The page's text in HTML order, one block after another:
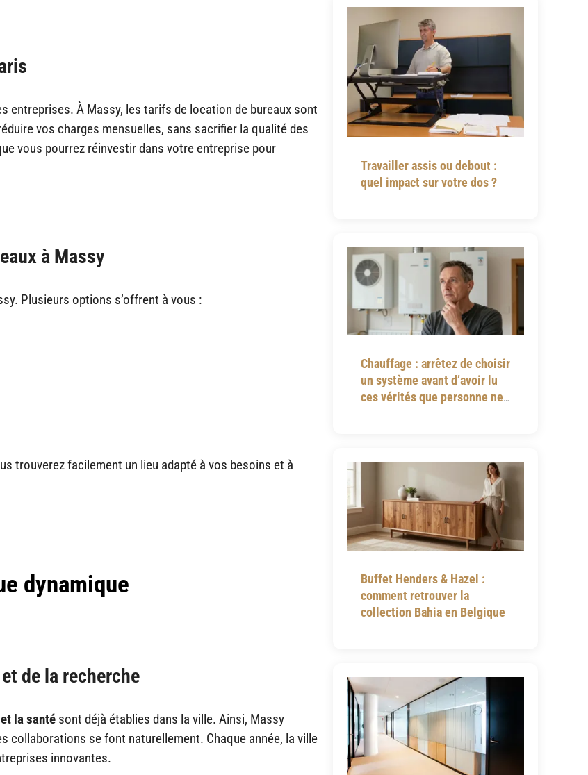
entreprises. À Massy, les tarifs de location de bureaux sont
vos charges mensuelles, sans sacrifier la qualité des
vous pourrez réinvestir dans votre entreprise pour
à Massy
Plusieurs options s’offrent à vous :
trouverez facilement un lieu adapté à vos besoins et à
dynamique
de la recherche
la santé sont déjà établies dans la ville. Ainsi, Massy
collaborations se font naturellement. Chaque année, la ville
innovantes.
Travailler assis ou debout :
quel impact sur votre dos ?
Chauffage : arrêtez de choisir
un système avant d’avoir lu
ces vérités que personne ne
Buffet Henders & Hazel :
comment retrouver la
collection Bahia en Belgique